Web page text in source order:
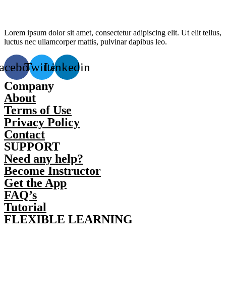
Lorem ipsum dolor sit amet, consectetur adipiscing elit. Ut elit tellus,
luctus nec ullamcorper mattis, pulvinar dapibus leo.
TwitterLinkedin
Company
About
Terms of Use
Privacy Policy
Contact
SUPPORT
Need any help?
Become Instructor
Get the App
FAQ’s
Tutorial
FLEXIBLE LEARNING